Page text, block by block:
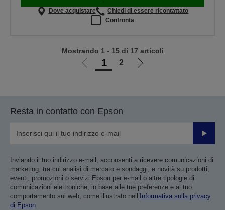
Dove acquistare
Chiedi di essere ricontattato
Confronta
Vai
1 2
Vai
Mostrando 1 - 15 di 17 articoli
Resta in contatto con Epson
Invia
Inviando il tuo indirizzo e-mail, acconsenti a ricevere comunicazioni di
marketing, tra cui analisi di mercato e sondaggi, e novità su prodotti,
eventi, promozioni o servizi Epson per e-mail o altre tipologie di
comunicazioni elettroniche, in base alle tue preferenze e al tuo
comportamento sul web, come illustrato nell’ Informativa sulla privacy
di Epson.